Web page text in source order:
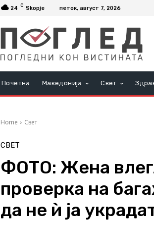
24 C Skopje петок, август 7, 2026
Почетна Македонија Свет
Home Свет
СВЕТ
ФОТО: Жена
проверка на
да не ѝ ја